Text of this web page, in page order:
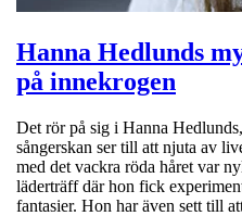
Hanna Hedlunds
på innekrogen
Det rör på sig i Hanna
sångerskan ser till att njuta av
med det vackra röda håret var
läderträff där hon fick
fantasier. Hon har även sett till